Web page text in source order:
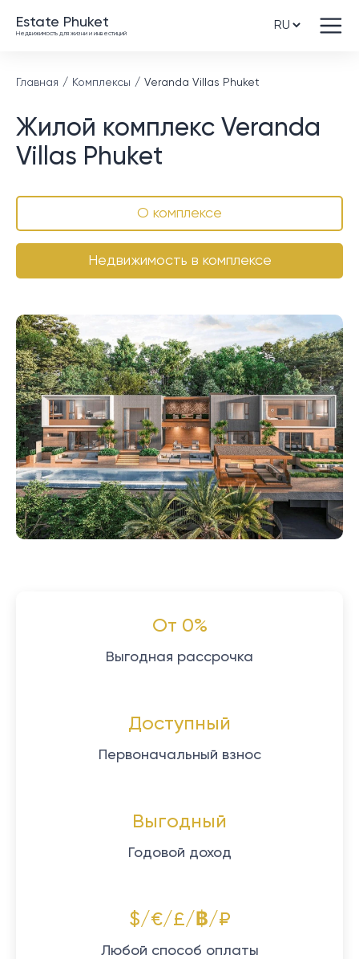
Estate Phuket
Недвижимость для жизни и инвестиций
Главная Комплексы Veranda Villas Phuket
Жилой комплекс Veranda
Villas Phuket
О комплексе
Недвижимость в комплексе
От 0%
Выгодная рассрочка
Доступный
Первоначальный взнос
Выгодный
Годовой доход
$/€/£/฿/₽
Любой способ оплаты